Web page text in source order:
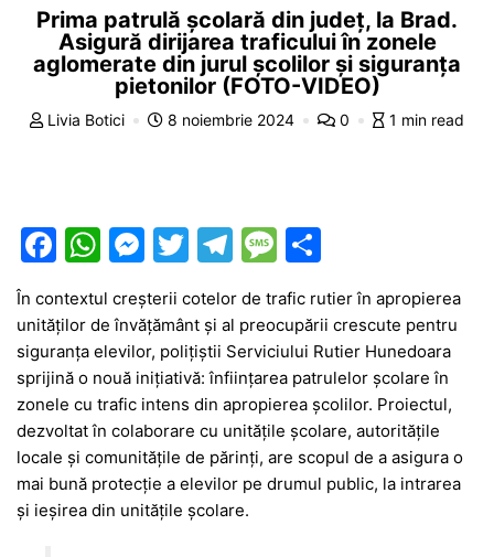
Prima patrulă școlară din județ, la Brad.
Asigură dirijarea traficului în zonele
aglomerate din jurul școlilor și siguranța
pietonilor (FOTO-VIDEO)
Livia Botici 8 noiembrie 2024 0 1 min read
F
c
e
b
o
o
k
W
at
s
A
p
p
M
s
s
e
n
g
er
T
itt
er
T
e
gr
a
m
M
e
s
s
a
g
e
ar
ta
je
a
z
ă
În contextul creșterii cotelor de trafic rutier în apropierea
unităților de învățământ și al preocupării crescute pentru
siguranța elevilor, polițiștii Serviciului Rutier Hunedoara
sprijină o nouă inițiativă: înființarea patrulelor școlare în
zonele cu trafic intens din apropierea școlilor. Proiectul,
dezvoltat în colaborare cu unitățile școlare, autoritățile
locale și comunitățile de părinți, are scopul de a asigura o
mai bună protecție a elevilor pe drumul public, la intrarea
și ieșirea din unitățile școlare.